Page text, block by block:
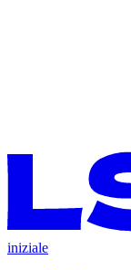
iniziale